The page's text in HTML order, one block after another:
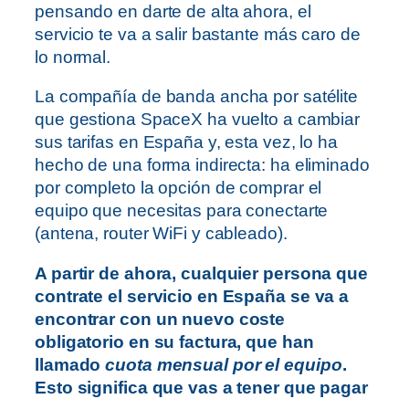
pensando en darte de alta ahora, el
servicio te va a salir bastante más caro de
lo normal.
La compañía de banda ancha por satélite
que gestiona SpaceX ha vuelto a cambiar
sus tarifas en España y, esta vez, lo ha
hecho de una forma indirecta: ha eliminado
por completo la opción de comprar el
equipo que necesitas para conectarte
(antena, router WiFi y cableado).
A partir de ahora, cualquier persona que
contrate el servicio en España se va a
encontrar con un nuevo coste
obligatorio en su factura, que han
llamadocuota mensual por el equipo.
Esto significa que vas a tener que pagar